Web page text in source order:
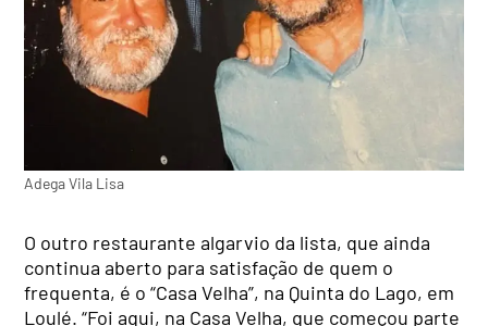
Adega Vila Lisa
O outro restaurante algarvio da lista, que ainda
continua aberto para satisfação de quem o
frequenta, é o “Casa Velha”, na Quinta do Lago, em
Loulé. “Foi aqui, na Casa Velha, que começou parte